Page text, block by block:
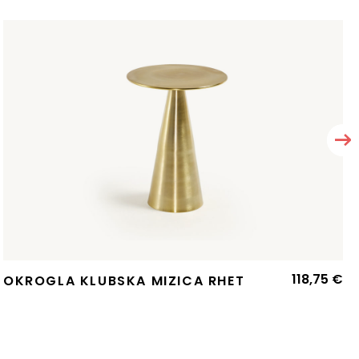
OKROGLA KLUBSKA MIZICA RHET 118,75 €